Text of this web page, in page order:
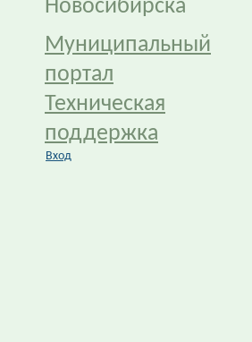
Новосибирска
Муниципальный
портал
Техническая
поддержка
Вход